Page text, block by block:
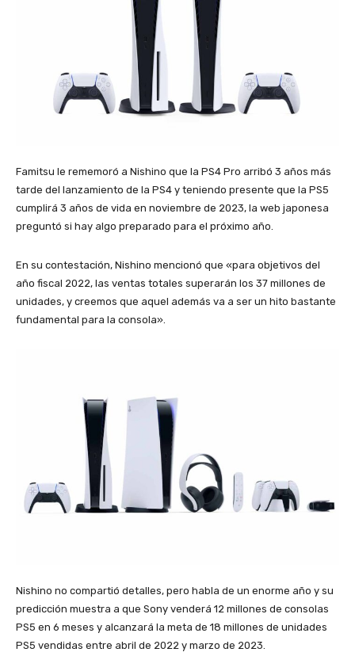
Famitsu le rememoró a Nishino que la PS4 Pro arribó 3 años más
tarde del lanzamiento de la PS4 y teniendo presente que la PS5
cumplirá 3 años de vida en noviembre de 2023, la web japonesa
preguntó si hay algo preparado para el próximo año.
En su contestación, Nishino mencionó que «para objetivos del
año fiscal 2022, las ventas totales superarán los 37 millones de
unidades, y creemos que aquel además va a ser un hito bastante
fundamental para la consola».
Nishino no compartió detalles, pero habla de un enorme año y su
predicción muestra a que Sony venderá 12 millones de consolas
PS5 en 6 meses y alcanzará la meta de 18 millones de unidades
PS5 vendidas entre abril de 2022 y marzo de 2023.